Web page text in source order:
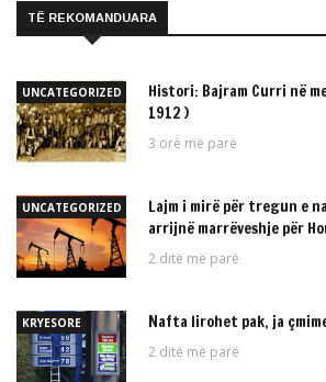
TË REKOMANDUARA
UNCATEGORIZED
Histori: Bajram Curri në
1912 )
3 orë më parë
UNCATEGORIZED
Lajm i mirë për tregun e
arrijnë marrëveshje për
2 ditë më parë
KRYESORE Nafta lirohet pak, ja
2 ditë më parë